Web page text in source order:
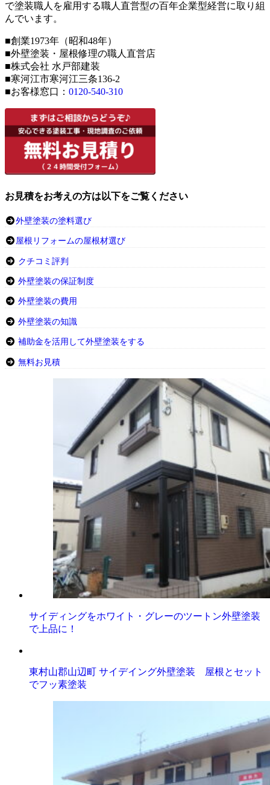
で塗装職人を雇用する職人直営型の百年企業型経営に取り組
んでいます。
■創業1973年（昭和48年）
■外壁塗装・屋根修理の職人直営店
■株式会社 水戸部建装
■寒河江市寒河江三条136-2
■お客様窓口： 0120-540-310
お見積をお考えの方は以下をご覧ください
外壁塗装の塗料選び
屋根リフォームの屋根材選び
クチコミ評判
外壁塗装の保証制度
外壁塗装の費用
外壁塗装の知識
補助金を活用して外壁塗装をする
無料お見積
サイディングをホワイト・グレーのツートン外壁塗装
で上品に！
東村山郡山辺町 サイデイング外壁塗装 屋根とセット
でフッ素塗装